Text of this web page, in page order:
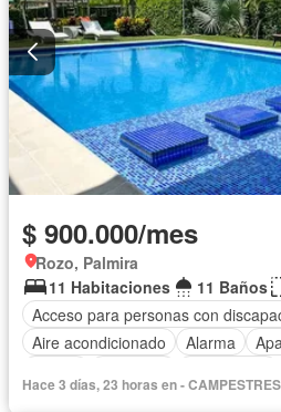
$ 900.000/mes
Rozo, Palmira
11 Habitaciones
11 Baños
Acceso para personas con
Aire acondicionado
Alarma
Chimenea
Cocina amoblada
Hace 3 días, 23 horas en -